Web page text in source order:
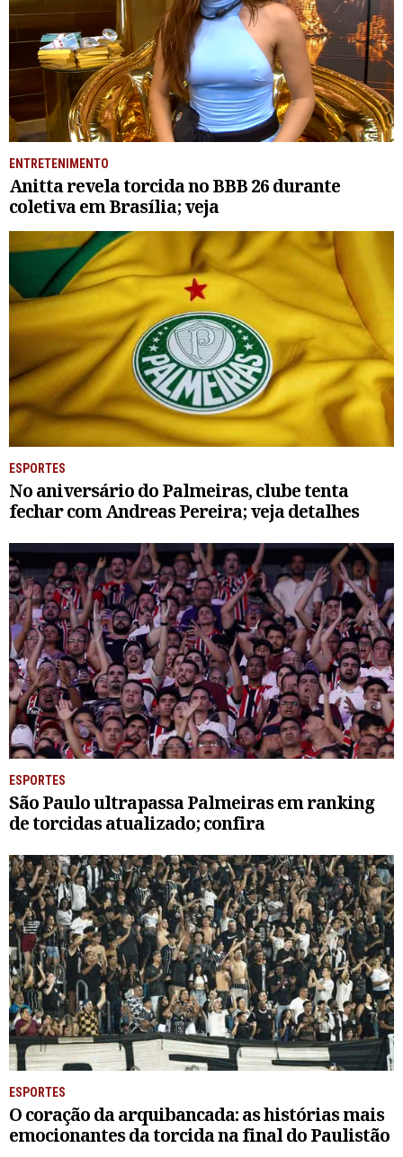
ENTRETENIMENTO
Anitta revela torcida no BBB 26 durante
coletiva em Brasília; veja
ESPORTES
No aniversário do Palmeiras, clube tenta
fechar com Andreas Pereira; veja detalhes
ESPORTES
São Paulo ultrapassa Palmeiras em ranking
de torcidas atualizado; confira
ESPORTES
O coração da arquibancada: as histórias mais
emocionantes da torcida na final do Paulistão